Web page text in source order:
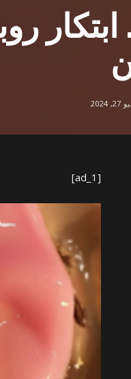
ابتكار
2024
[ad_1]